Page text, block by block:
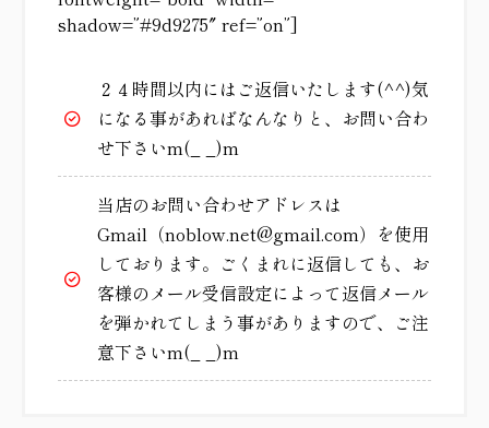
shadow=”#9d9275″ ref=”on”]
２４時間以内にはご返信いたします(^^)気
になる事があればなんなりと、お問い合わ
せ下さいm(_ _)m
当店のお問い合わせアドレスは
Gmail（noblow.net@gmail.com）を使用
しております。ごくまれに返信しても、お
客様のメール受信設定によって返信メール
を弾かれてしまう事がありますので、ご注
意下さいm(_ _)m